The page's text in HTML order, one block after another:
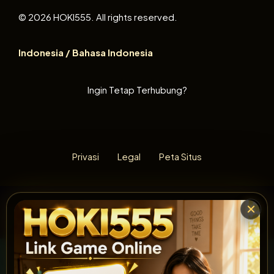
© 2026 HOKI555. All rights reserved.
Indonesia / Bahasa Indonesia
Privasi Legal Peta Situs
Ingin Tetap Terhubung?